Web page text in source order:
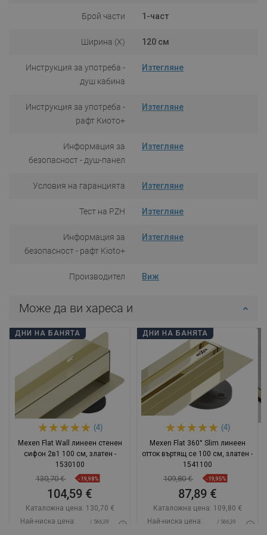
Брой части 1-част
Ширина (X) 120 см
Инструкция за употреба -
душ кабина
Изтегляне
Инструкция за употреба -
рафт Киото+
Изтегляне
Информация за
безопасност - душ-панел
Изтегляне
Условия на гаранцията Изтегляне
Тест на PZH Изтегляне
Информация за
безопасност - рафт Kioto+
Изтегляне
Производител Виж
Може да ви хареса и
ДНИ НА БАНЯТА
(4)
Mexen Flat Wall линеен стенен
сифон 2в1 100 см, златен -
1530100
130,70 € -19,98%
104,59 €
Каталожна цена: 130,70 €
Най-ниска цена:
/ 566,39
ДНИ НА БАНЯТА
(4)
Mexen Flat 360° Slim линеен
отток въртящ се 100 см, златен -
1541100
109,80 € -19,95%
87,89 €
Каталожна цена: 109,80 €
Най-ниска цена:
/ 566,39